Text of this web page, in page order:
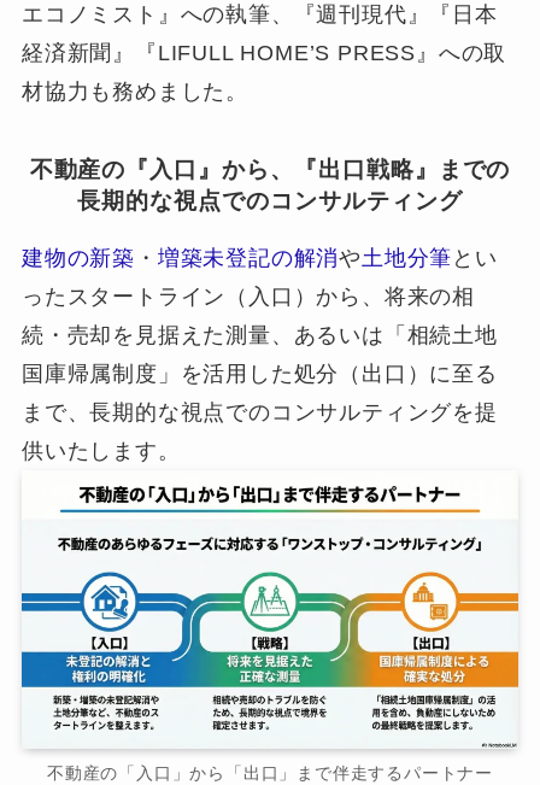
エコノミスト』への執筆、『週刊現代』『日本
経済新聞』『LIFULL HOME’S PRESS』への取
材協力も務めました。
不動産の『入口』から、『出口戦略』までの
長期的な視点でのコンサルティング
建物の新築 ・ 増築未登記の解消や土地分筆 とい
ったスタートライン（入口）から、将来の相
続・売却を見据えた測量、あるいは「相続土地
国庫帰属制度」を活用した処分（出口）に至る
まで、長期的な視点でのコンサルティングを提
供いたします。
不動産の「入口」から「出口」まで伴走するパートナー